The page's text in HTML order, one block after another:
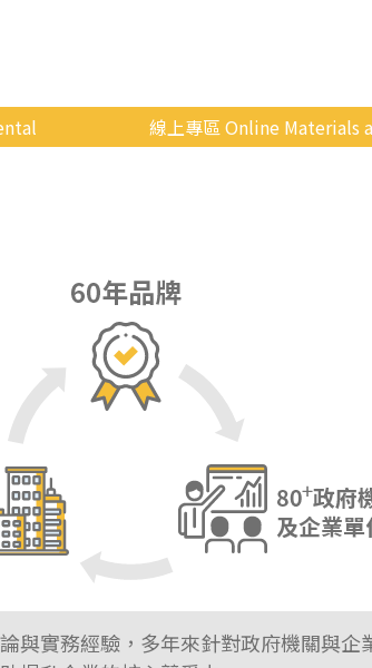
線上專區 Online Materials
與實務經驗，多年來針對政府機關與企